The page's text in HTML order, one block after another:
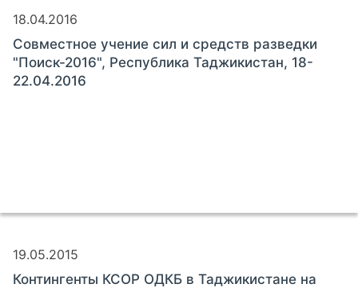
18.04.2016
Совместное учение сил и средств разведки
"Поиск-2016", Республика Таджикистан, 18-
22.04.2016
19.05.2015
Контингенты КСОР ОДКБ в Таджикистане на